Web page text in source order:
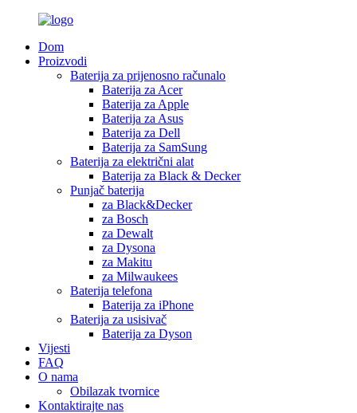
Dom
Proizvodi
Baterija za prijenosno računalo
Baterija za Acer
Baterija za Apple
Baterija za Asus
Baterija za Dell
Baterija za SamSung
Baterija za električni alat
Baterija za Black & Decker
Punjač baterija
za Black&Decker
za Bosch
za Dewalt
za Dysona
za Makitu
za Milwaukees
Baterija telefona
Baterija za iPhone
Baterija za usisivač
Baterija za Dyson
Vijesti
FAQ
O nama
Obilazak tvornice
Kontaktirajte nas